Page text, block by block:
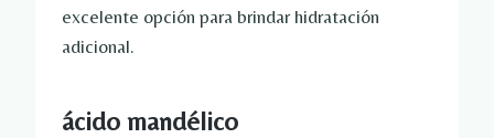
excelente opción para brindar hidratación
adicional.
ácido mandélico